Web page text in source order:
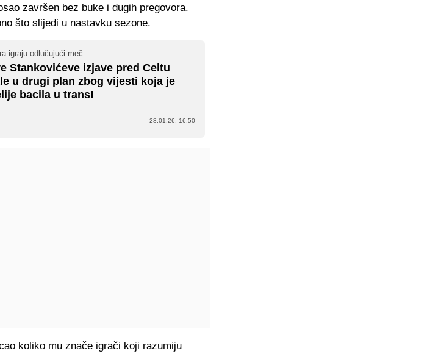
završen bez buke i dugih pregovora.
što slijedi u nastavku sezone.
igraju odlučujući meč
Stankovićeve izjave pred Celtu
u drugi plan zbog vijesti koja je
bacila u trans!
28.01.26. 16:50
koliko mu znače igrači koji razumiju